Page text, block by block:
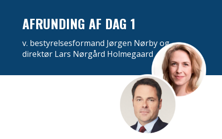
AFRUNDING AF DAG 1
v. bestyrelsesformand Jørgen Nørby og
direktør Lars Nørgård Holmegaard